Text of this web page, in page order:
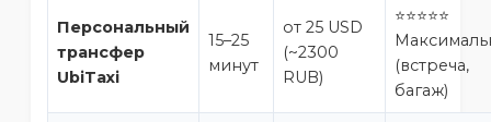
Персональный
трансфер
UbiTaxi
15–25
минут
от 25 USD
(~2300
RUB)
⭐⭐⭐⭐⭐
(встреча,
багаж)